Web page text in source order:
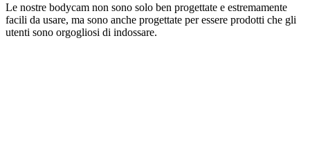
Le nostre bodycam non sono solo ben progettate e estremamente
facili da usare, ma sono anche progettate per essere prodotti che gli
utenti sono orgogliosi di indossare.